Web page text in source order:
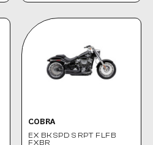
COBRA
EX BK SPD S RPT FLFB
FXBR